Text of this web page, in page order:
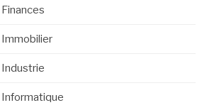
Finances
Immobilier
Industrie
Informatique